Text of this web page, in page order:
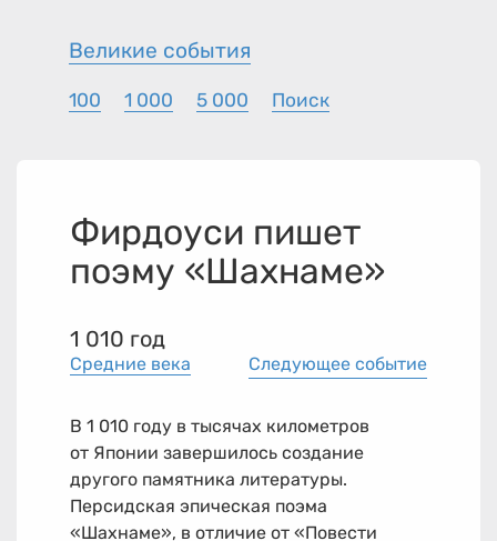
Великие события
100 1 000 5 000 Поиск
Фирдоуси пишет
поэму «Шахнаме»
1 010 год
Средние века Следующее событие
В 1 010 году в тысячах километров
от Японии завершилось создание
другого памятника литературы.
Персидская эпическая поэма
«Шахнаме», в отличие от «Повести